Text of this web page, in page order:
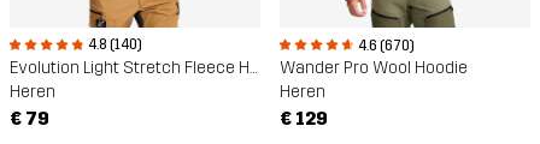
4.8 (140)
Evolution Light Stretch Fleece Hoodie
Heren
€ 79
4.6 (670)
Wander Pro Wool Hoodie
Heren
€ 129